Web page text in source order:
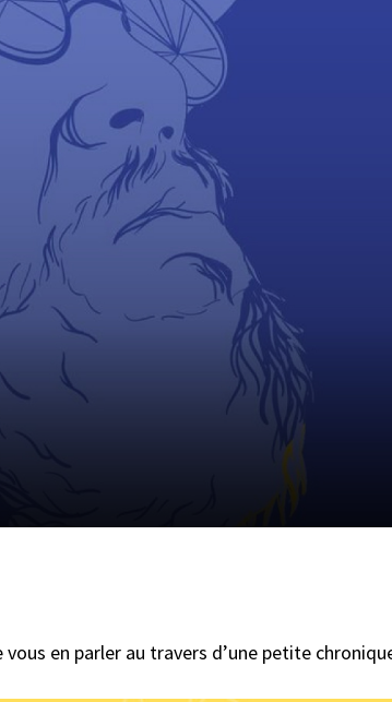
en parler au travers d’une petite